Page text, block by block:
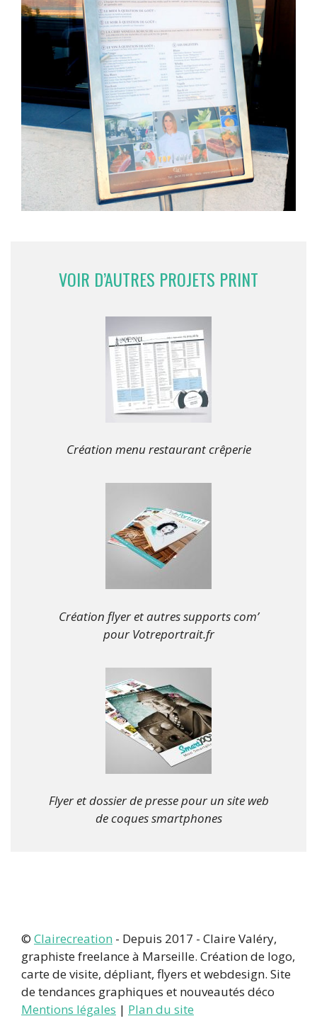
VOIR D’AUTRES PROJETS PRINT
Création menu restaurant crêperie
Création flyer et autres supports com’
pour Votreportrait.fr
Flyer et dossier de presse pour un site web
de coques smartphones
© Clairecreation - Depuis 2017 - Claire Valéry,
graphiste freelance à Marseille. Création de logo,
carte de visite, dépliant, flyers et webdesign. Site
de tendances graphiques et nouveautés déco
Mentions légales | Plan du site